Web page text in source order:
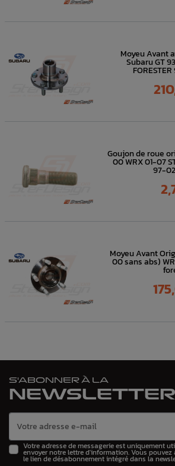
Moyeu Avant
Subaru GT
Prix
Goujon de roue
00 WRX 01-07
97-
Prix
Moyeu Avant
00 sans abs)
Prix
S'ABONNER À LA
NEWSLETTER
Votre adresse de messagerie est uniquement
envoyer notre lettre d'information. Vous
le lien de désabonnement intégré dans la